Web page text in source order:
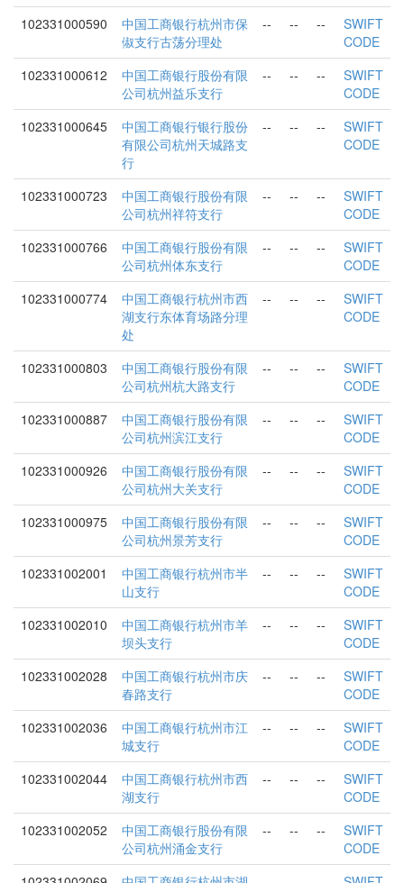
102331000590
中国工商银行杭州市保
俶支行古荡分理处
-- -- --
SWIFT
CODE
102331000612
中国工商银行股份有限
公司杭州益乐支行
-- -- --
SWIFT
CODE
102331000645
中国工商银行银行股份
有限公司杭州天城路支
行
-- -- --
SWIFT
CODE
102331000723
中国工商银行股份有限
公司杭州祥符支行
-- -- --
SWIFT
CODE
102331000766
中国工商银行股份有限
公司杭州体东支行
-- -- --
SWIFT
CODE
102331000774
中国工商银行杭州市西
湖支行东体育场路分理
处
-- -- --
SWIFT
CODE
102331000803
中国工商银行股份有限
公司杭州杭大路支行
-- -- --
SWIFT
CODE
102331000887
中国工商银行股份有限
公司杭州滨江支行
-- -- --
SWIFT
CODE
102331000926
中国工商银行股份有限
公司杭州大关支行
-- -- --
SWIFT
CODE
102331000975
中国工商银行股份有限
公司杭州景芳支行
-- -- --
SWIFT
CODE
102331002001
中国工商银行杭州市半
山支行
-- -- --
SWIFT
CODE
102331002010
中国工商银行杭州市羊
坝头支行
-- -- --
SWIFT
CODE
102331002028
中国工商银行杭州市庆
春路支行
-- -- --
SWIFT
CODE
102331002036
中国工商银行杭州市江
城支行
-- -- --
SWIFT
CODE
102331002044
中国工商银行杭州市西
湖支行
-- -- --
SWIFT
CODE
102331002052
中国工商银行股份有限
公司杭州涌金支行
-- -- --
SWIFT
CODE